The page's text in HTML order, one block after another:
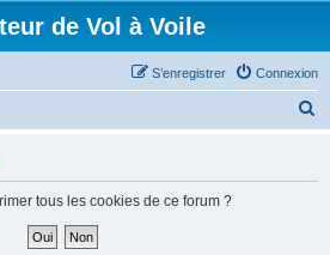
de Vol à Voile
Connexion
S’enregistrer
tous les cookies de ce forum ?